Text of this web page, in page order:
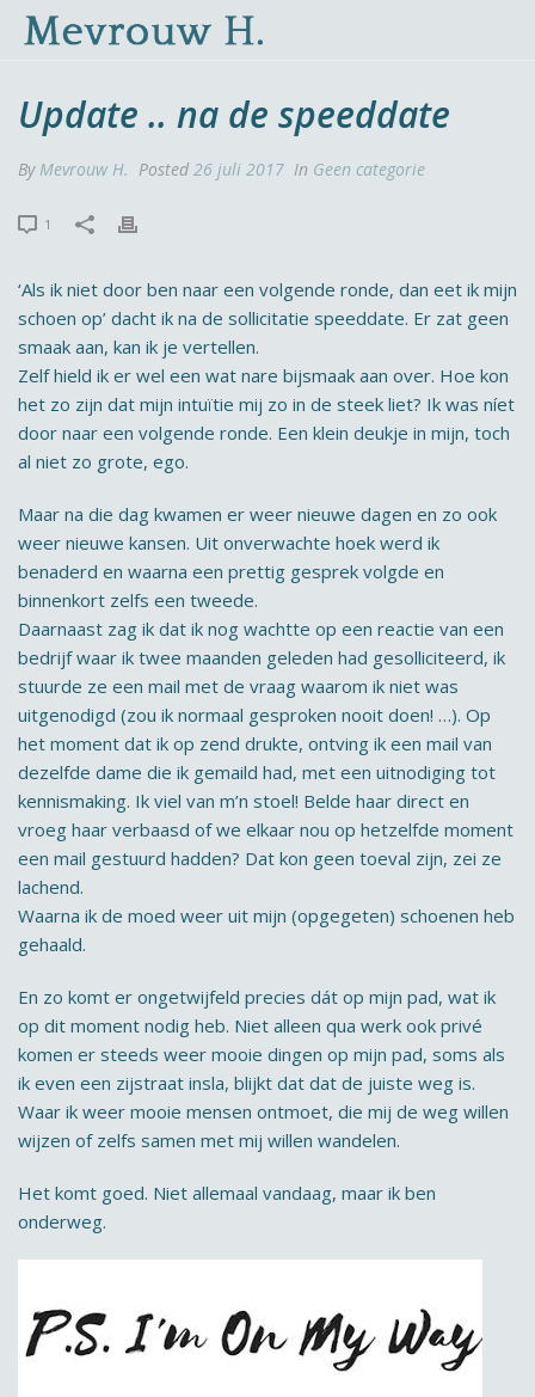
Update .. na de speeddate
ByMevrouw H. Posted 26 juli 2017 In Geen categorie
1
‘Als ik niet door ben naar een volgende ronde, dan eet ik mijn
schoen op’ dacht ik na de sollicitatie speeddate. Er zat geen
smaak aan, kan ik je vertellen.
Zelf hield ik er wel een wat nare bijsmaak aan over. Hoe kon
het zo zijn dat mijn intuïtie mij zo in de steek liet? Ik was níet
door naar een volgende ronde. Een klein deukje in mijn, toch
al niet zo grote, ego.
Maar na die dag kwamen er weer nieuwe dagen en zo ook
weer nieuwe kansen. Uit onverwachte hoek werd ik
benaderd en waarna een prettig gesprek volgde en
binnenkort zelfs een tweede.
Daarnaast zag ik dat ik nog wachtte op een reactie van een
bedrijf waar ik twee maanden geleden had gesolliciteerd, ik
stuurde ze een mail met de vraag waarom ik niet was
uitgenodigd (zou ik normaal gesproken nooit doen! …). Op
het moment dat ik op zend drukte, ontving ik een mail van
dezelfde dame die ik gemaild had, met een uitnodiging tot
kennismaking. Ik viel van m’n stoel! Belde haar direct en
vroeg haar verbaasd of we elkaar nou op hetzelfde moment
een mail gestuurd hadden? Dat kon geen toeval zijn, zei ze
lachend.
Waarna ik de moed weer uit mijn (opgegeten) schoenen heb
gehaald.
En zo komt er ongetwijfeld precies dát op mijn pad, wat ik
op dit moment nodig heb. Niet alleen qua werk ook privé
komen er steeds weer mooie dingen op mijn pad, soms als
ik even een zijstraat insla, blijkt dat dat de juiste weg is.
Waar ik weer mooie mensen ontmoet, die mij de weg willen
wijzen of zelfs samen met mij willen wandelen.
Het komt goed. Niet allemaal vandaag, maar ik ben
onderweg.